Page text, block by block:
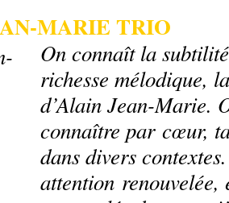
MARIE TRIO
On connaît la
richesse mélodique,
d’Alain Jean-Marie.
connaître par cœur,
dans divers
attention renouvelée,